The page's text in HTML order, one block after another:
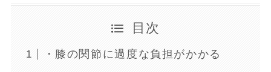
目次
・膝の関節に過度な負担がかかる